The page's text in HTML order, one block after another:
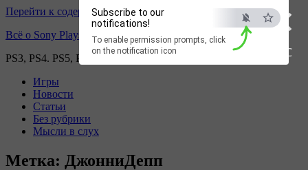
×
ESC
Subscribe to our
notifications!
To enable permission prompts, click
on the notification icon
Перейти к содержимому
Всё о Sony Playstation
PS3, PS4. PS5, PS games
Игры
Новости
Статьи
Без рубрики
Мысли в слух
Метка: ДжонниДепп